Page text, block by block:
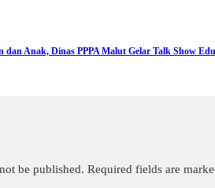
dan Anak, Dinas PPPA Malut Gelar Talk Show
be published. Required fields are